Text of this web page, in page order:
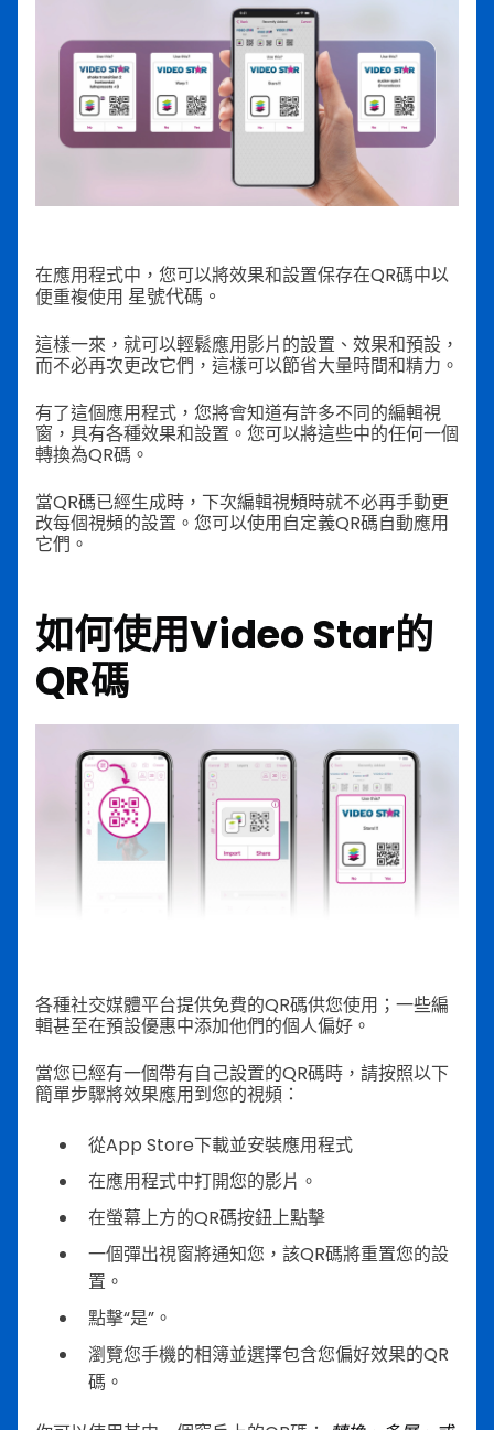
在應用程式中，您可以將效果和設置保存在QR碼中以
便重複使用 星號代碼。
這樣一來，就可以輕鬆應用影片的設置、效果和預設，
而不必再次更改它們，這樣可以節省大量時間和精力。
有了這個應用程式，您將會知道有許多不同的編輯視
窗，具有各種效果和設置。您可以將這些中的任何一個
轉換為QR碼。
當QR碼已經生成時，下次編輯視頻時就不必再手動更
改每個視頻的設置。您可以使用自定義QR碼自動應用
它們。
如何使用Video Star的
QR碼
各種社交媒體平台提供免費的QR碼供您使用；一些編
輯甚至在預設優惠中添加他們的個人偏好。
當您已經有一個帶有自己設置的QR碼時，請按照以下
簡單步驟將效果應用到您的視頻：
從App Store下載並安裝應用程式
在應用程式中打開您的影片。
在螢幕上方的QR碼按鈕上點擊
一個彈出視窗將通知您，該QR碼將重置您的設
置。
點擊“是”。
瀏覽您手機的相簿並選擇包含您偏好效果的QR
碼。